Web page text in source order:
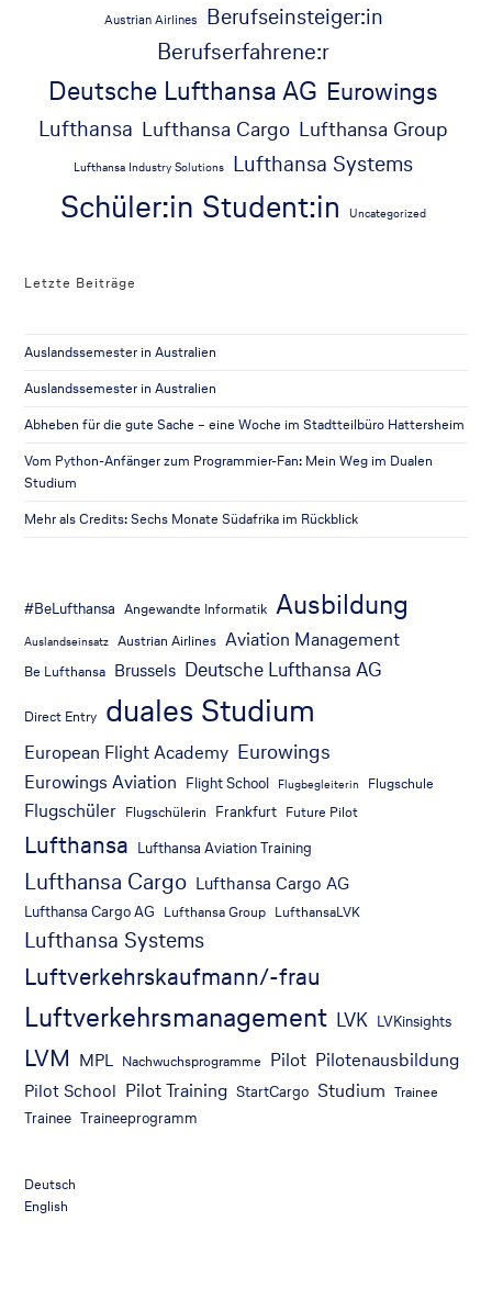
Austrian Airlines Berufseinsteiger:in
Berufserfahrene:r
Deutsche Lufthansa AG Eurowings
Lufthansa Lufthansa Cargo Lufthansa Group
Lufthansa Industry Solutions Lufthansa Systems
Schüler:in Student:in Uncategorized
Letzte Beiträge
Auslandssemester in Australien
Auslandssemester in Australien
Abheben für die gute Sache – eine Woche im Stadtteilbüro Hattersheim
Vom Python-Anfänger zum Programmier-Fan: Mein Weg im Dualen
Studium
Mehr als Credits: Sechs Monate Südafrika im Rückblick
#BeLufthansa Angewandte Informatik Ausbildung
Auslandseinsatz Austrian Airlines Aviation Management
Be Lufthansa Brussels Deutsche Lufthansa AG
Direct Entry duales Studium
European Flight Academy Eurowings
Eurowings Aviation Flight School Flugbegleiterin Flugschule
Flugschüler Flugschülerin Frankfurt Future Pilot
Lufthansa Lufthansa Aviation Training
Lufthansa Cargo Lufthansa Cargo AG
Lufthansa Cargo AG Lufthansa Group LufthansaLVK
Lufthansa Systems
Luftverkehrskaufmann/-frau
Luftverkehrsmanagement LVK LVKinsights
LVM MPL Nachwuchsprogramme Pilot Pilotenausbildung
Pilot School Pilot Training StartCargo Studium Trainee
Trainee Traineeprogramm
Deutsch
English